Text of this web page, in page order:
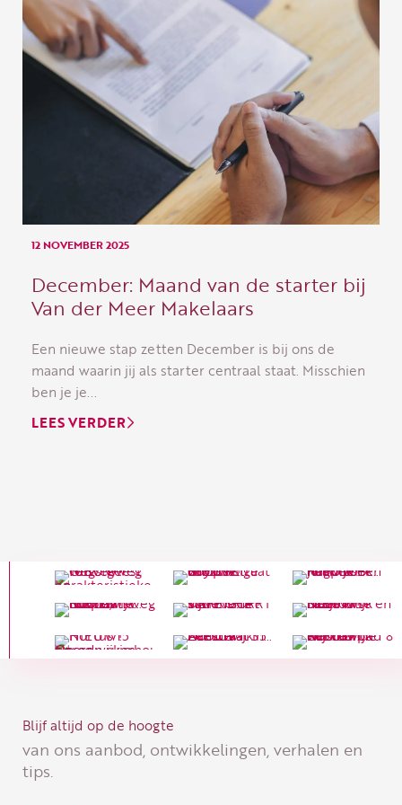
12 NOVEMBER 2025
December: Maand van de starter bij
Van der Meer Makelaars
Een nieuwe stap zetten December is bij ons de
maand waarin jij als starter centraal staat. Misschien
ben je je...
LEES VERDER
Blijf altijd op de hoogte
van ons aanbod, ontwikkelingen, verhalen en
tips.